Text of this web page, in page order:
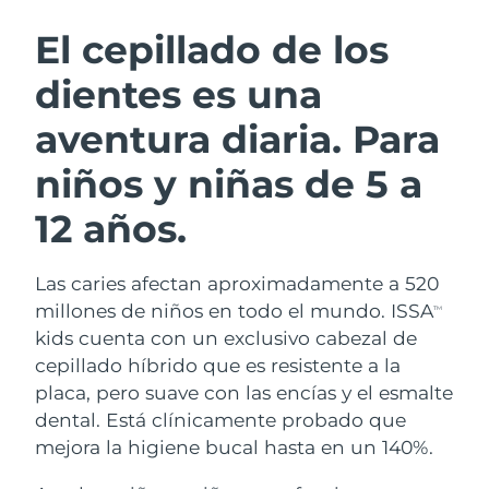
El cepillado de los
dientes es una
aventura diaria. Para
niños y niñas de 5 a
12 años.
Las caries afectan aproximadamente a 520
millones de niños en todo el mundo. ISSATM
kids cuenta con un exclusivo cabezal de
cepillado híbrido que es resistente a la
placa, pero suave con las encías y el esmalte
dental. Está clínicamente probado que
mejora la higiene bucal hasta en un 140%.
Limpieza facial
LUNA™ 4 pack
Anti-aging massage
LUNA™ 4 Plus
Massage, LED heating
LUNA™ 4 Men
For men, anti-aging massage
Lifting facial
BEAR™ 2 pack
Microcurrent toning
BEAR™ 2 go
Microcurrent toning on-the-go
BEAR™ 2 eyes & lips
Microcurrent line smoothing device
UFO™ 3 pack
Deep facial hydration
UFO™ 3 LED
Near-infrared and red light therapy
device
issa™ 4
Hybrid silicone sonic toothbrush
issa™ 4 plus
Smart hybrid silicone sonic toothbrush
TRATAMIENTO ANTIEDAD FAQ™
Antiedad Tratamientos LED
NEW
Austria Entrega prevista
Baréin Entrega prevista
Bélgica Entrega prevista8/11/26
Bermudas Entrega prevista8/17/26
Bosnia y Herzegovina
Brunéi Entrega prevista 8/16/26
Bulgaria Entrega prevista8/11/26
Canadá Entrega prevista8/15/26
Chile Entrega prevista8/15/26